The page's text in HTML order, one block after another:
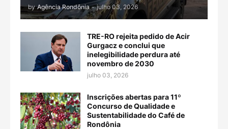
by Agência Rondônia - julho 03, 2026
TRE-RO rejeita pedido de Acir
Gurgacz e conclui que
inelegibilidade perdura até
novembro de 2030
julho 03, 2026
Inscrições abertas para 11º
Concurso de Qualidade e
Sustentabilidade do Café de
Rondônia